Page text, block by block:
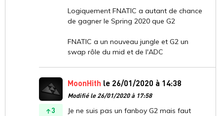
Logiquement FNATIC a autant de chance
de gagner le Spring 2020 que G2
FNATIC a un nouveau jungle et G2 un
swap rôle du mid et de l'ADC
3
MoonHith le 26/01/2020 à 14:38
Modifié le 26/01/2020 à 17:58
Je ne suis pas un fanboy G2 mais faut